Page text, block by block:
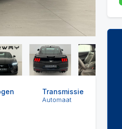
Transmissie
Automaat